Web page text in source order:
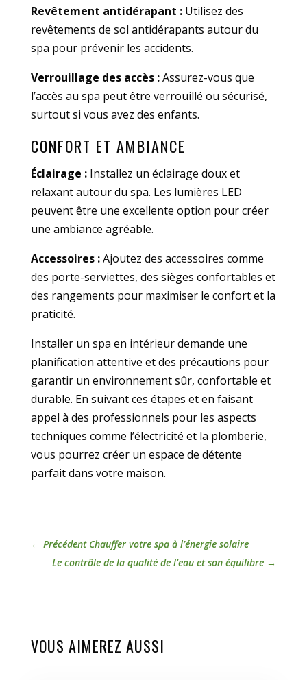
Revêtement antidérapant :Utilisez des
revêtements de sol antidérapants autour du
spa pour prévenir les accidents.
Verrouillage des accès :Assurez-vous que
l’accès au spa peut être verrouillé ou sécurisé,
surtout si vous avez des enfants.
CONFORT ET AMBIANCE
Éclairage :Installez un éclairage doux et
relaxant autour du spa. Les lumières LED
peuvent être une excellente option pour créer
une ambiance agréable.
Accessoires :Ajoutez des accessoires comme
des porte-serviettes, des sièges confortables et
des rangements pour maximiser le confort et la
praticité.
Installer un spa en intérieur demande une
planification attentive et des précautions pour
garantir un environnement sûr, confortable et
durable. En suivant ces étapes et en faisant
appel à des professionnels pour les aspects
techniques comme l’électricité et la plomberie,
vous pourrez créer un espace de détente
parfait dans votre maison.
← Précédent Chauffer votre spa à l’énergie solaire
Le contrôle de la qualité de l'eau et son équilibre →
VOUS AIMEREZ AUSSI